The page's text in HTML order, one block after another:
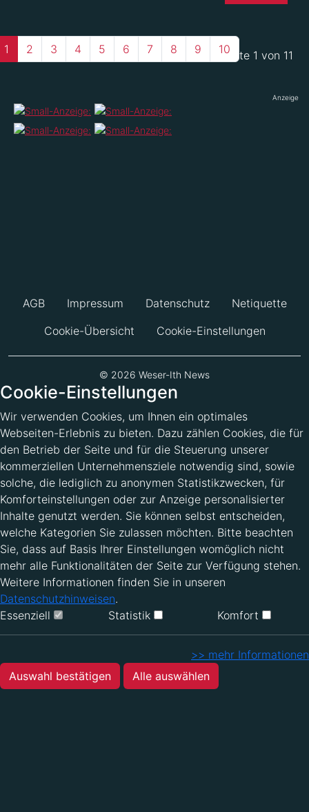
Seite 1 von 11
1 2 3 4 5 6 7 8 9 10
Anzeige
AGB Impressum Datenschutz
Netiquette
Cookie-Übersicht
Cookie-Einstellungen
© 2026 Weser-Ith News
Cookie-Einstellungen
Wir verwenden Cookies, um Ihnen ein optimales
Webseiten-Erlebnis zu bieten. Dazu zählen Cookies, die für
den Betrieb der Seite und für die Steuerung unserer
kommerziellen Unternehmensziele notwendig sind, sowie
solche, die lediglich zu anonymen Statistikzwecken, für
Komforteinstellungen oder zur Anzeige personalisierter
Inhalte genutzt werden. Sie können selbst entscheiden,
welche Kategorien Sie zulassen möchten. Bitte beachten
Sie, dass auf Basis Ihrer Einstellungen womöglich nicht
mehr alle Funktionalitäten der Seite zur Verfügung stehen.
Weitere Informationen finden Sie in unseren
Datenschutzhinweisen.
Essenziell
Statistik Komfort
>> mehr Informationen
Auswahl bestätigen
Alle auswählen